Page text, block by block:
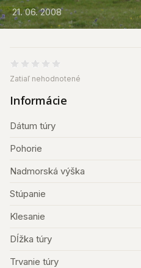
21. 06. 2008
Zatiaľ nehodnotené
Informácie
Dátum túry
Pohorie
Nadmorská výška
Stúpanie
Klesanie
Dĺžka túry
Trvanie túry